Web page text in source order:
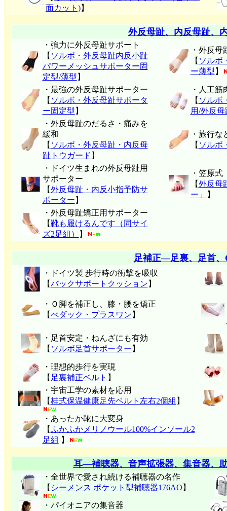
面カット)】
外反母趾、内反母趾、
・強力に外反母趾サポート
【 ソルボ・外反母趾内反小趾
パワーメッシュサポーター固
定型/薄型 】
・外反
【 ソルボ
ー薄型 】
・最強の外反母趾サポーター
【 ソルボ・外反母趾サポータ
ー固定型 】
・人工筋
【 ソルボ
用/外反
・外反母趾のだるさ・痛みを
緩和
【 ソルボ・外反母趾・内反母
趾トウガード 】
・旅行な
【 ソルボ
・ドイツ生まれの外反母趾用
サポーター
【外反母趾・内反小指予防サ
ポーター 】
・笠原式
【外反母
ー」
】
・外反母趾矯正用サポーター
【靴も履けるんです（同サイ
ズ2足組）
】
足補正―足裏、足首
・ドイツ製 歩行時の衝撃を吸収
【バックサポートクッション 】
・Ｏ脚を補正し、膝・腰を矯正
【ぺダック・プラスワン 】
・足首安定・ねんざにも有効
【 ソルボ足首サポーター 】
・理想的歩行を実現
【 足裏補正ベルト 】
・宇宙工学の素材を応用
【桂式保温健康足先ベルト左右2個組 】
・あったか靴に大変身
【ふかふかメリノウール100%インソール2
足組 】
耳―補聴器、音声拡張器、集音器、
・全世界で愛され続ける補聴器の名作
【 シーメンス ポケット型補聴器176AO 】
・パイオニアの集音器